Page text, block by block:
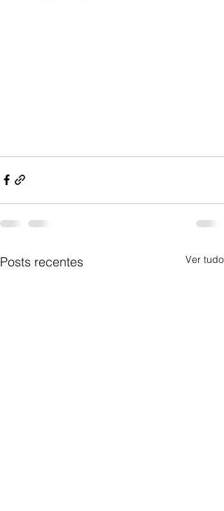
Posts recentes Ver tudo